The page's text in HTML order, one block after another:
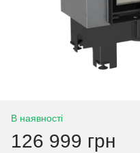
В наявності
126 999 грн